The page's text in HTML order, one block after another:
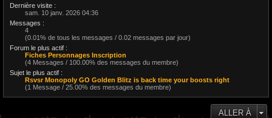
Dernière visite :
sam. 10 janv. 2026 04:36
Messages :
4
(0.01% de tous les messages / 0.02 messages par jour)
Forum le plus actif :
Fiches Personnages Inscription
(4 Messages / 100.00% des messages du membre)
Sujet le plus actif :
Rsvsr Monopoly GO Golden Blitz is back time your boosts right
(1 Message / 25.00% des messages du membre)
ALLER À